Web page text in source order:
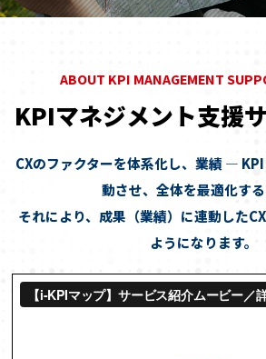
KPIマネジメント支援
CXのファクターを体系化し、業績 ―
動させ、全体を最適化する
それにより、成果（業績）に連動した
ようになります。